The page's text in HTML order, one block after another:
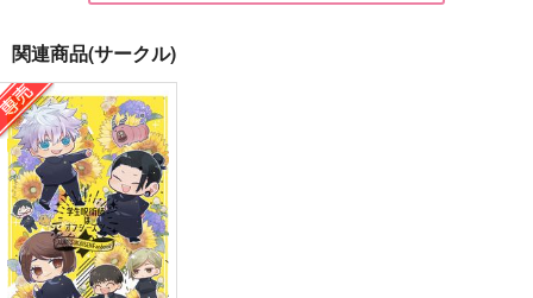
恋愛成呪パンフレット
アキノメルパ
110円（税込）
サンプル
関連商品(サークル)